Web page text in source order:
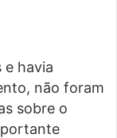
e havia
não foram
sobre o